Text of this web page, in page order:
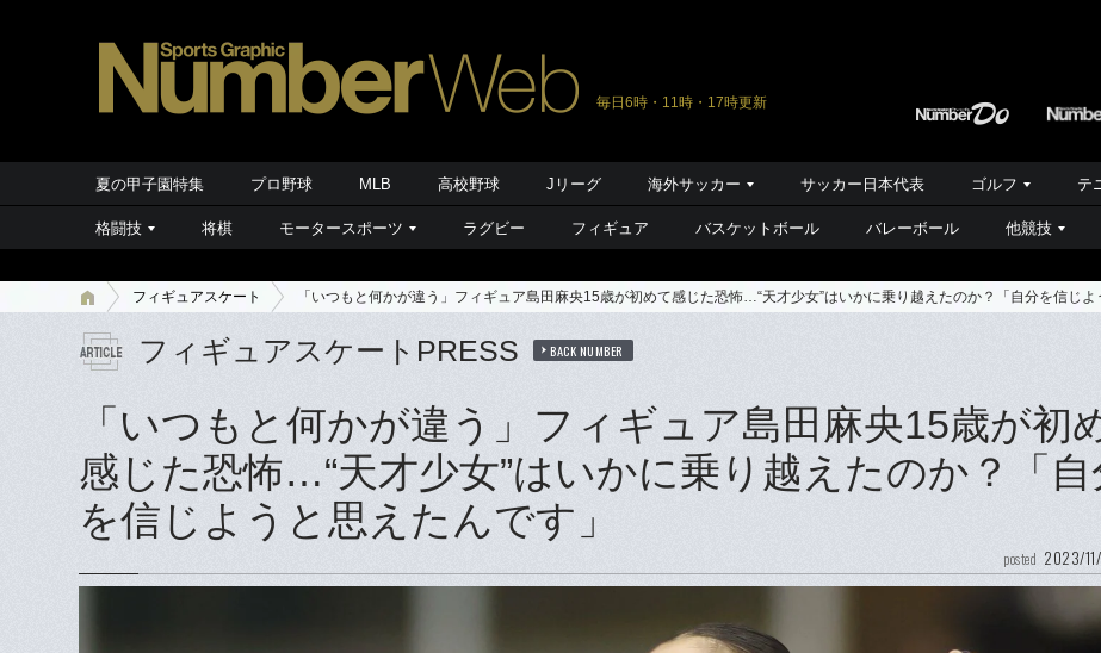
毎日6時・11時・17時更新
夏の甲子園特集 プロ野球 MLB 高校野球 Jリーグ 海外サッカー サッカー日本代表 ゴルフ テ
格闘技 将棋 モータースポーツ ラグビー フィギュア バスケットボール バレーボール 他競技
フィギュアスケート 「いつもと何かが違う」フィギュア島田麻央15歳が初めて感じた恐怖…“天才少女”はいかに乗り越えたのか？「自分を信じよ
フィギュアスケートPRESS BACK NUMBER
「いつもと何かが違う」フィギュア島田麻央15歳が初
感じた恐怖…“天才少女”はいかに乗り越えたのか？「自
を信じようと思えたんです」
posted 2023/